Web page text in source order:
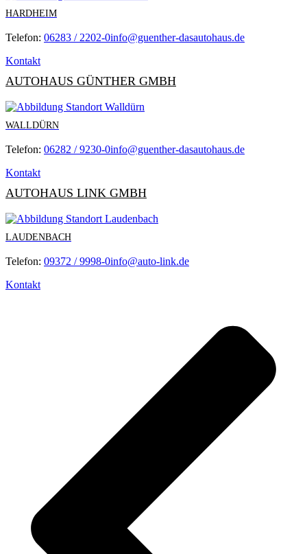
HARDHEIM
Telefon: 06283 / 2202-0info@guenther-dasautohaus.de
Kontakt
AUTOHAUS GÜNTHER GMBH
WALLDÜRN
Telefon: 06282 / 9230-0info@guenther-dasautohaus.de
Kontakt
AUTOHAUS LINK GMBH
LAUDENBACH
Telefon: 09372 / 9998-0info@auto-link.de
Kontakt